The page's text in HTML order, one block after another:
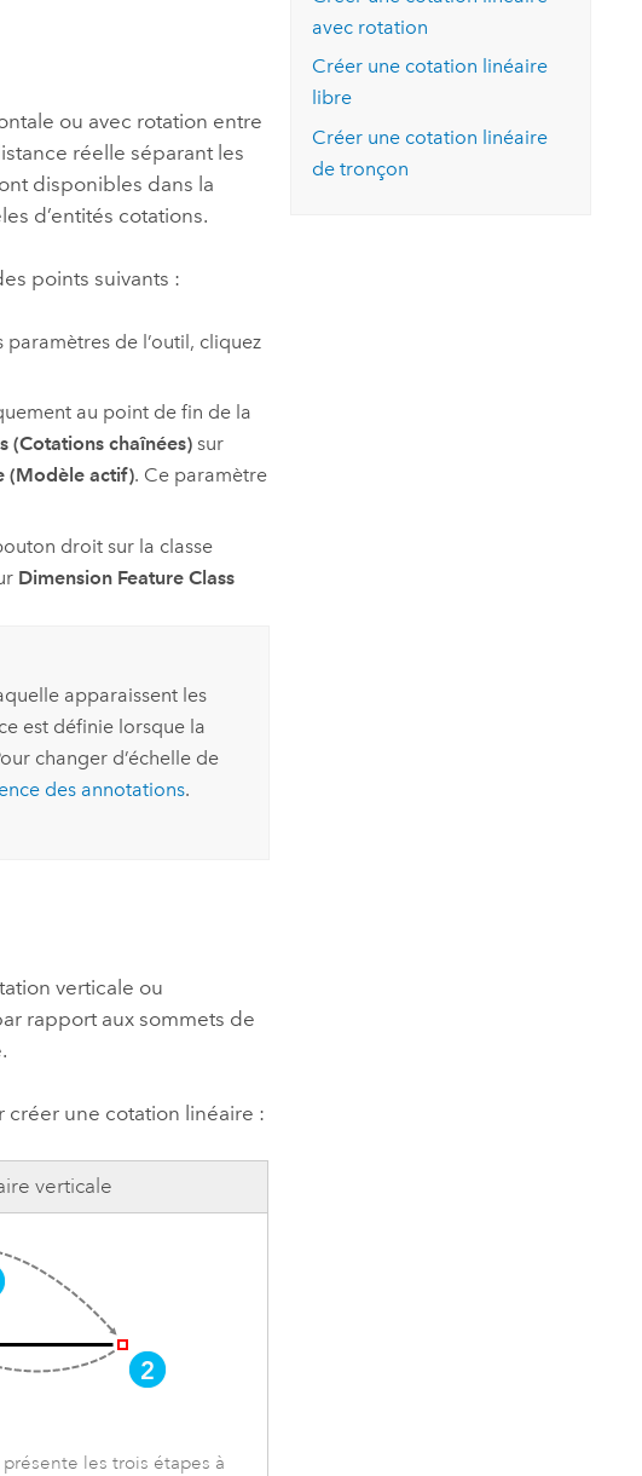
essai gratuit.
Explorer ce cours
géospatial
Lire le récit
ou avec rotation entre
réelle séparant les
disponibles dans la
d’entités cotations.
points suivants :
de l’outil, cliquez
au point de fin de la
(Cotations chaînées)sur
(Modèle actif). Ce paramètre
droit sur la classe
Dimension Feature Class
apparaissent les
est définie lorsque la
changer d’échelle de
des annotations.
verticale ou
rapport aux sommets de
créer une cotation linéaire :
verticale
les trois étapes à
avec rotation
Créer une cotation linéaire
libre
Créer une cotation linéaire
de tronçon